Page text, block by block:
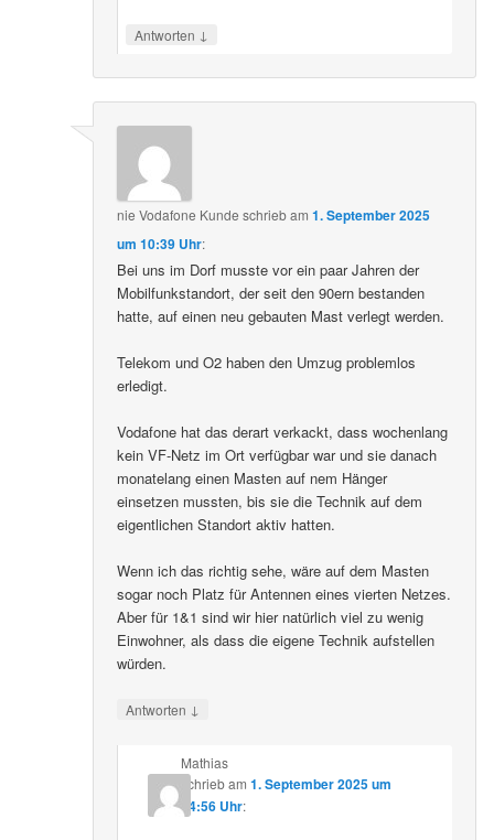
Antworten ↓
nie Vodafone Kunde schriebam1. September 2025
um 10:39 Uhr:
Bei uns im Dorf musste vor ein paar Jahren der
Mobilfunkstandort, der seit den 90ern bestanden
hatte, auf einen neu gebauten Mast verlegt werden.
Telekom und O2 haben den Umzug problemlos
erledigt.
Vodafone hat das derart verkackt, dass wochenlang
kein VF-Netz im Ort verfügbar war und sie danach
monatelang einen Masten auf nem Hänger
einsetzen mussten, bis sie die Technik auf dem
eigentlichen Standort aktiv hatten.
Wenn ich das richtig sehe, wäre auf dem Masten
sogar noch Platz für Antennen eines vierten Netzes.
Aber für 1&1 sind wir hier natürlich viel zu wenig
Einwohner, als dass die eigene Technik aufstellen
würden.
Antworten ↓
Mathias
schriebam 1. September 2025 um
14:56 Uhr: